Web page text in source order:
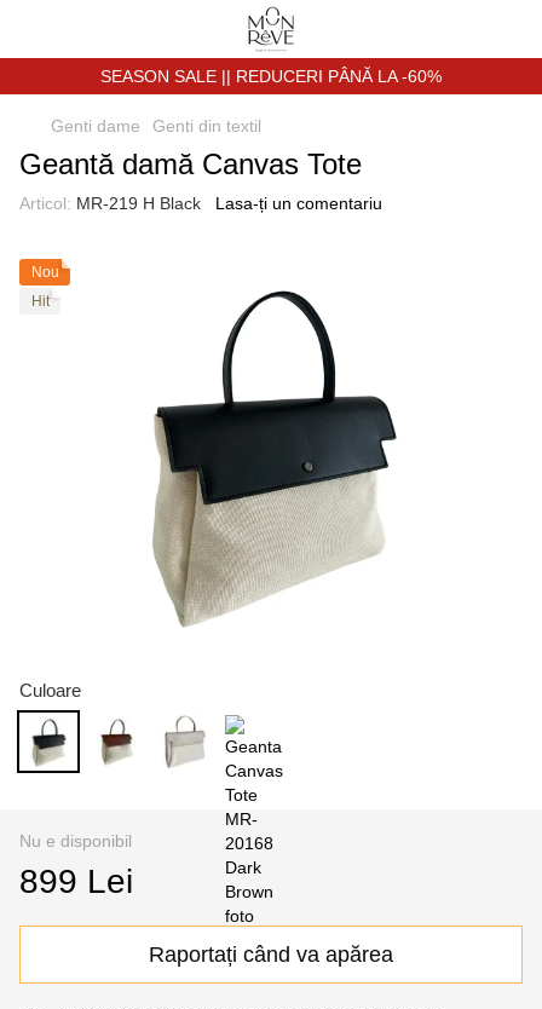
SEASON SALE || REDUCERI PÂNĂ LA -60%
Genti dame Genti din textil
Geantă damă Canvas Tote
Articol: MR-219 H Black Lasa-ți un comentariu
Nou
Hit
Culoare
Nu e disponibil
899 Lei
Raportați când va apărea